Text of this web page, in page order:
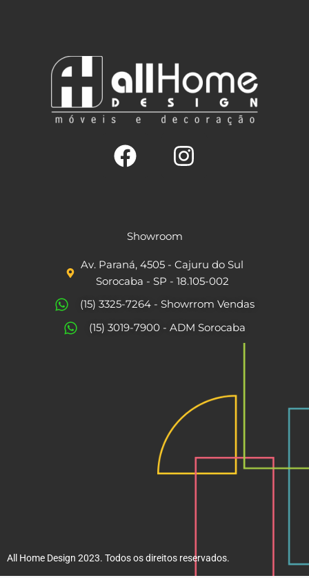
c
e
b
o
o
t
a
g
r
Showroom
Av. Paraná, 4505 - Cajuru do Sul
Sorocaba - SP - 18.105-002
(15) 3325-7264 - Showrrom Vendas
(15) 3019-7900 - ADM Sorocaba
All Home Design 2023. Todos os direitos reservados.